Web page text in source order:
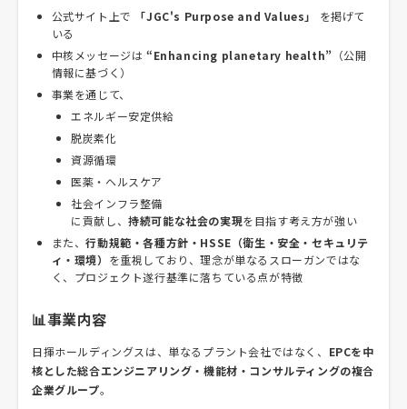
公式サイト上で 「JGC's Purpose and Values」
を掲げて
いる
中核メッセージは “Enhancing planetary health” （公開
情報に基づく）
事業を通じて、
エネルギー安定供給
脱炭素化
資源循環
医薬・ヘルスケア
社会インフラ整備
に貢献し、持続可能な社会の実現を目指す考え方が強い
また、行動規範・各種方針・HSSE（衛生・安全・セキュリテ
ィ・環境） を重視しており、理念が単なるスローガンではな
く、プロジェクト遂行基準に落ちている点が特徴
📊事業内容
日揮ホールディングスは、単なるプラント会社ではなく、 EPCを中
核とした総合エンジニアリング・機能材・コンサルティングの複合
企業グループ。